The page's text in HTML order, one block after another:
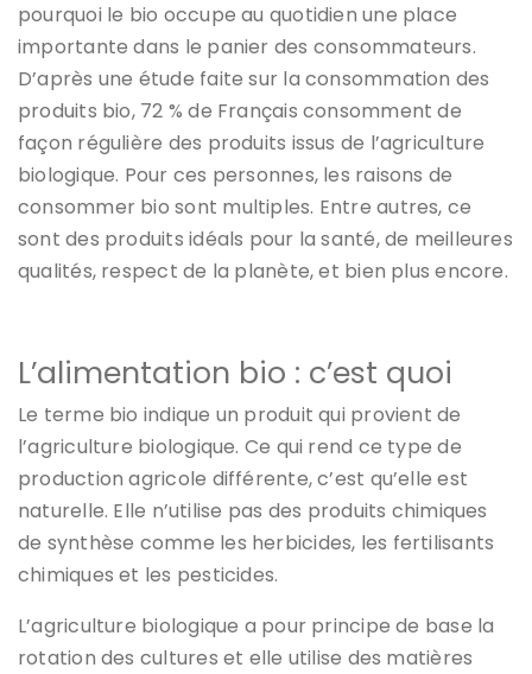
pourquoi le bio occupe au quotidien une place
importante dans le panier des consommateurs.
D’après une étude faite sur la consommation des
produits bio, 72 % de Français consomment de
façon régulière des produits issus de l’agriculture
biologique. Pour ces personnes, les raisons de
consommer bio sont multiples. Entre autres, ce
sont des produits idéals pour la santé, de meilleures
qualités, respect de la planète, et bien plus encore.
L’alimentation bio : c’est quoi
Le terme bio indique un produit qui provient de
l’agriculture biologique. Ce qui rend ce type de
production agricole différente, c’est qu’elle est
naturelle. Elle n’utilise pas des produits chimiques
de synthèse comme les herbicides, les fertilisants
chimiques et les pesticides.
L’agriculture biologique a pour principe de base la
rotation des cultures et elle utilise des matières